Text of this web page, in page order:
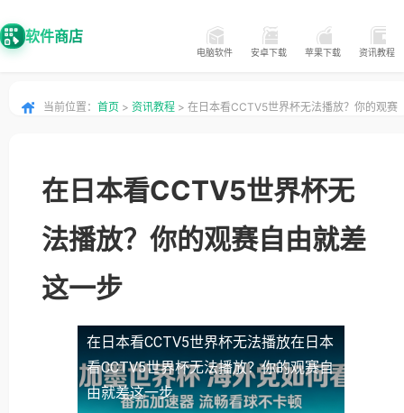
软件商店
电脑软件 安卓下载 苹果下载 资讯教程
当前位置： 首页 > 资讯教程 > 在日本看CCTV5世界杯无法播放？你的观赛
在日本看CCTV5世界杯无
法播放？你的观赛自由就差
这一步
在日本看CCTV5世界杯无法播放在日本
看CCTV5世界杯无法播放？你的观赛自
由就差这一步